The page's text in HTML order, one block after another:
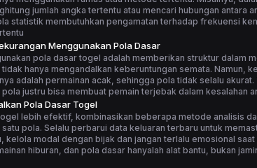
jumlah angka tertentu atau mencari hubungan antara
statistik membutuhkan pengamatan terhadap frekuensi
Menggunakan Pola Dasar
pola dasar togel adalah memberikan struktur dalam
hanya mengandalkan keberuntungan semata. Namun,
adalah permainan acak, sehingga pola tidak selalu
justru bisa membuat pemain terjebak dalam kesalahan
Pola Dasar Togel
lebih efektif, kombinasikan beberapa metode analisis
pola. Selalu perbarui data keluaran terbaru untuk
kelola modal dengan bijak dan jangan terlalu emosional saat
hiburan, dan pola dasar hanyalah alat bantu, bukan